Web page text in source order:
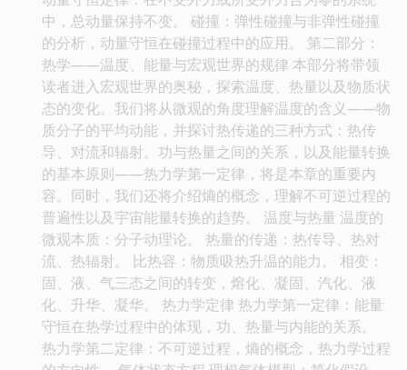
中，总动量保持不变。 碰撞：弹性碰撞与非弹性碰撞
的分析，动量守恒在碰撞过程中的应用。 第二部分：
热学——温度、能量与宏观世界的规律 本部分将带领
读者进入宏观世界的奥秘，探索温度、热量以及物质状
态的变化。我们将从微观的角度理解温度的含义——物
质分子的平均动能，并探讨热传递的三种方式：热传
导、对流和辐射。功与热量之间的关系，以及能量转换
的基本原则——热力学第一定律，将是本章的重要内
容。同时，我们还将介绍熵的概念，理解不可逆过程的
普遍性以及宇宙能量转换的趋势。 温度与热量 温度的
微观本质：分子动理论。 热量的传递：热传导、热对
流、热辐射。 比热容：物质吸热升温的能力。 相变：
固、液、气三态之间的转变，熔化、凝固、汽化、液
化、升华、凝华。 热力学定律 热力学第一定律：能量
守恒在热学过程中的体现，功、热量与内能的关系。
热力学第二定律：不可逆过程，熵的概念，热力学过程